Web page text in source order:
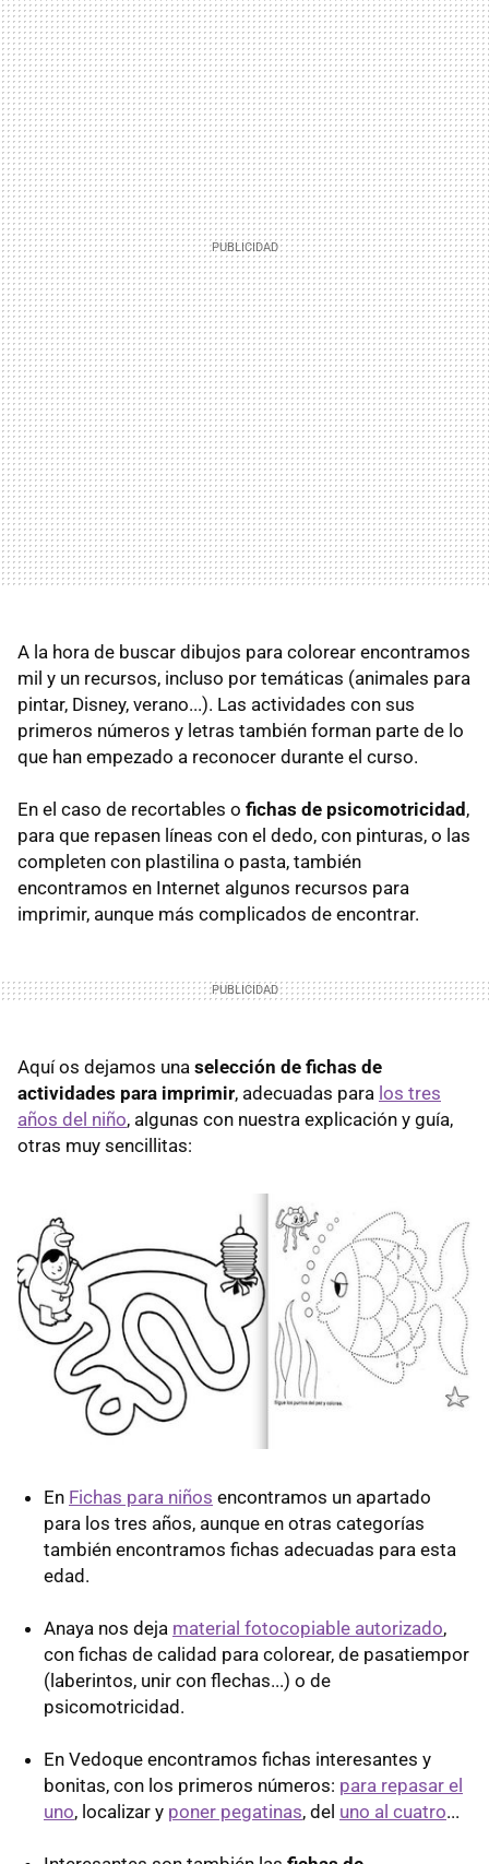
A la hora de buscar dibujos para colorear encontramos
mil y un recursos, incluso por temáticas (animales para
pintar, Disney, verano...). Las actividades con sus
primeros números y letras también forman parte de lo
que han empezado a reconocer durante el curso.
En el caso de recortables o fichas de psicomotricidad,
para que repasen líneas con el dedo, con pinturas, o las
completen con plastilina o pasta, también
encontramos en Internet algunos recursos para
imprimir, aunque más complicados de encontrar.
Aquí os dejamos una selección de fichas de
actividades para imprimir, adecuadas para los tres
años del niño, algunas con nuestra explicación y guía,
otras muy sencillitas:
En Fichas para niños encontramos un apartado
para los tres años, aunque en otras categorías
también encontramos fichas adecuadas para esta
edad.
Anaya nos deja material fotocopiable autorizado,
con fichas de calidad para colorear, de pasatiempor
(laberintos, unir con flechas...) o de
psicomotricidad.
En Vedoque encontramos fichas interesantes y
bonitas, con los primeros números: para repasar el
uno, localizar y poner pegatinas, del uno al cuatro...